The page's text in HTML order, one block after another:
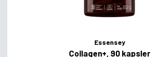
Essensey
Collagen+, 90 kapsler